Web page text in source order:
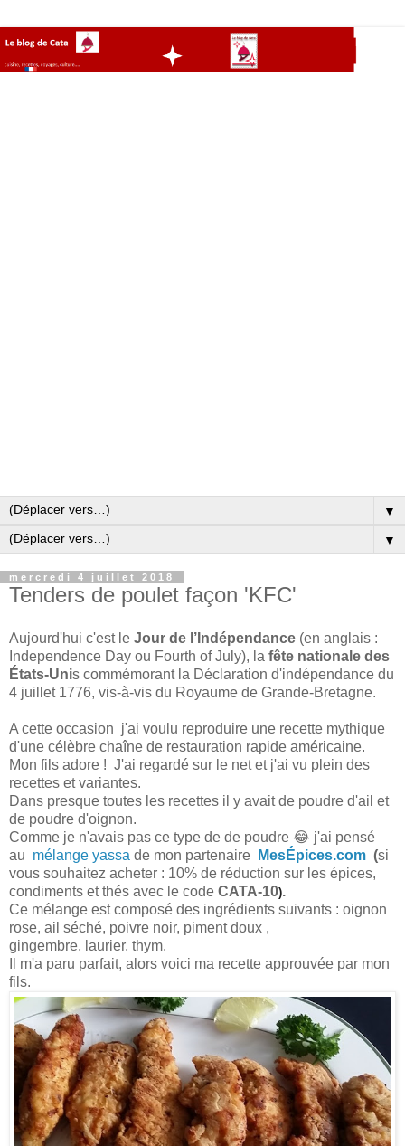
▼
▼
mercredi 4 juillet 2018
Tenders de poulet façon 'KFC'
Aujourd'hui c'est le Jour de l’Indépendance (en anglais :
Independence Day ou Fourth of July), la fête nationale des
États-Unis commémorant la Déclaration d'indépendance du
4 juillet 1776, vis-à-vis du Royaume de Grande-Bretagne.
A cette occasion j'ai voulu reproduire une recette mythique
d'une célèbre chaîne de restauration rapide américaine.
Mon fils adore ! J'ai regardé sur le net et j'ai vu plein des
recettes et variantes.
Dans presque toutes les recettes il y avait de poudre d'ail et
de poudre d'oignon.
Comme je n'avais pas ce type de de poudre 😂 j'ai pensé
au mélange yassa de mon partenaire MesÉpices.com (si
vous souhaitez acheter : 10% de réduction sur les épices,
condiments et thés avec le code CATA-10).
Ce mélange est composé des ingrédients suivants : oignon
rose, ail séché, poivre noir, piment doux ,
gingembre, laurier, thym.
Il m'a paru parfait, alors voici ma recette approuvée par mon
fils.